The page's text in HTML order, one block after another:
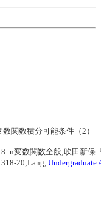
関数積分可能条件（2）
n変数関数全般;吹田新保
318-20;Lang, Undergraduate